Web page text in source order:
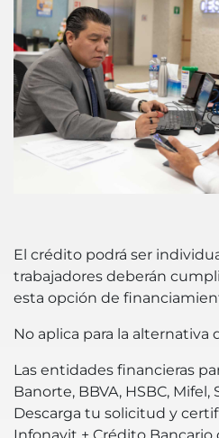
El crédito podrá ser
trabajadores deberán
esta opción de
No aplica para la alternativa
Las entidades financieras
Banorte, BBVA, HSBC,
Descarga tu solicitud y